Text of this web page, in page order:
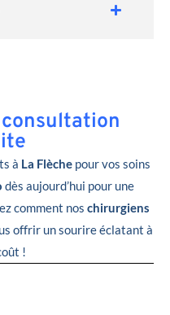
à La Flèchepour vos soins
dès aujourd’hui pour une
comment nos chirurgiens
offrir un sourire éclatant à
!